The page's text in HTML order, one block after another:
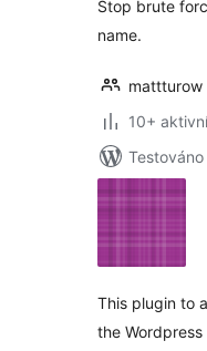
Stop brute
name.
mattturow
10+
This plugin to
the